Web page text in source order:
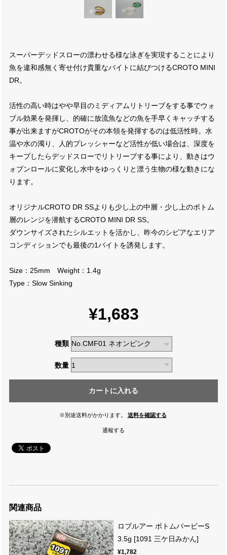
スーパーデッドスローの漂わせる様な泳ぎを実現することにより
魚を違和感無く寄せ付け貴重なバイトに結びつけるCROTO MINI
DR。
活性の高い時はやや早目のミディアムリトリーブをする事でウォ
ブル効果を発揮し、的確に放流魚などの魚を手早くキャッチする
事が出来ますがCROTOがその本領を発揮するのは低活性時。水
温や水の濁り、人的プレッシャーなど活性が低い場合は、深度を
キープしたらデッドスローでリトリーブする事により、動きはウ
ォブンロールに変化し水中をゆっくりと漂う生物の様な動きにな
ります。
オリジナルCROTO DR SSよりも少し上の中層・少し上のボトム
層のレンジを潜航するCROTO MINI DR SS。
ダウンサイズされたシルエットを活かし、昨今のシビアなエリア
コンディションでも最後の1バイトを誘発します。
Size：25mm Weight：1.4g
Type：Slow Sinking
¥1,683
種類
数量
カートに入れる
※別途送料がかかります。 送料を確認する
通報する
関連商品
ロブルアー ボトムバービーS
3.5g [1091 三ケ日みかん]
¥1,782